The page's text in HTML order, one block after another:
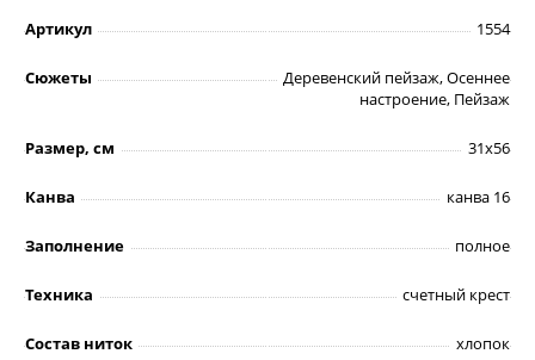
Артикул 1554
Сюжеты
Деревенский пейзаж, Осеннее
настроение, Пейзаж
Размер, см 31х56
Канва канва 16
Заполнение полное
Техника счетный крест
Состав ниток хлопок